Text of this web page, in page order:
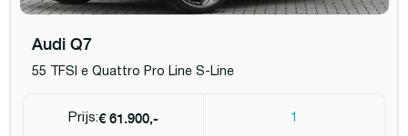
Audi Q7
55 TFSI e Quattro Pro Line S-Line
Prijs:€ 61.900,- 1